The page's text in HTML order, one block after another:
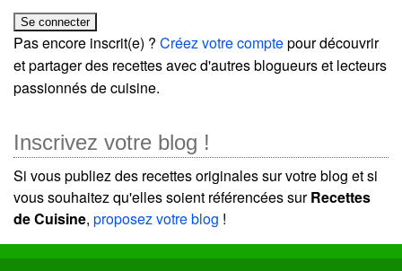
Pas encore inscrit(e) ? Créez votre comptepour découvrir
et partager des recettes avec d'autres blogueurs et lecteurs
passionnés de cuisine.
Inscrivez votre blog !
Si vous publiez des recettes originales sur votre blog et si
vous souhaitez qu'elles soient référencées surRecettes
de Cuisine, proposez votre blog !